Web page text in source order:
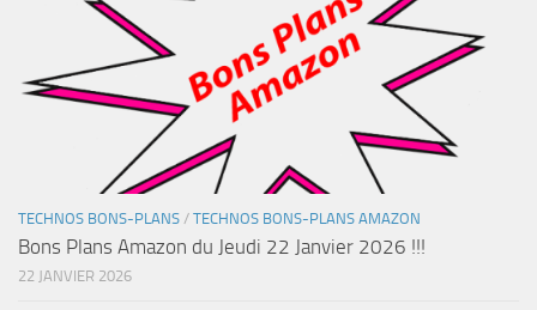
TECHNOS BONS-PLANS / TECHNOS BONS-PLANS AMAZON
Bons Plans Amazon du Jeudi 22 Janvier 2026 !!!
22 JANVIER 2026